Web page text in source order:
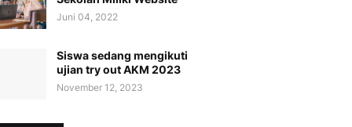
Juni 04, 2022
Siswa sedang mengikuti
ujian try out AKM 2023
November 12, 2023